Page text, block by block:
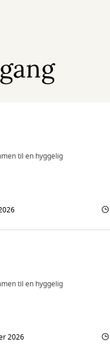
til en hyggelig
til en hyggelig
2026